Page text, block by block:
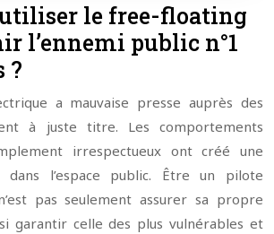
le free-floating
l’ennemi public n°1
?
a mauvaise presse auprès des
à juste titre. Les comportements
irrespectueux ont créé une
dans l’espace public. Être un pilote
pas seulement assurer sa propre
garantir celle des plus vulnérables et